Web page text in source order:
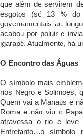
que além de servirem
esgotos (só 13 % do
governamentais ao
acabou por poluir e
igarapé. Atualmente, há
O Encontro das Águas
O símbolo mais
rios Negro e Solimoes,
Quem vai a Manaus e
Roma e não viu o
atravessa o rio e leve
Entretanto…o símbolo